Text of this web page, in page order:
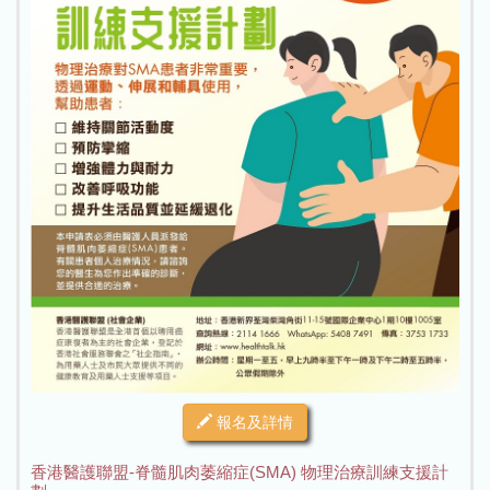
報名及詳情
香港醫護聯盟-脊髓肌肉萎縮症(SMA) 物理治療訓練支援計